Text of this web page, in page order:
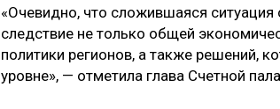
«Очевидно, что сложившаяся
следствие не только общей
политики регионов, а также решений,
уровне», — отметила глава Счетной